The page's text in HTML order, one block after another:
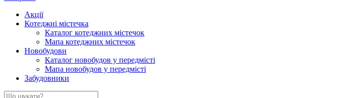
Акції
Котеджні містечка
Каталог котеджних містечок
Мапа котеджних містечок
Новобудови
Каталог новобудов у передмісті
Мапа новобудов у передмісті
Забудовники